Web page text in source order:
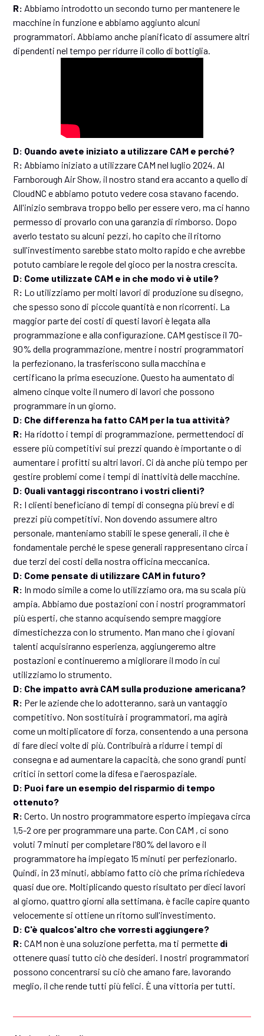
R: Abbiamo introdotto un secondo turno per mantenere le
macchine in funzione e abbiamo aggiunto alcuni
programmatori. Abbiamo anche pianificato di assumere altri
dipendenti nel tempo per ridurre il collo di bottiglia.
D: Quando avete iniziato a utilizzare CAM e perché?
R: Abbiamo iniziato a utilizzare CAM nel luglio 2024. Al
Farnborough Air Show, il nostro stand era accanto a quello di
CloudNC e abbiamo potuto vedere cosa stavano facendo.
All'inizio sembrava troppo bello per essere vero, ma ci hanno
permesso di provarlo con una garanzia di rimborso. Dopo
averlo testato su alcuni pezzi, ho capito che il ritorno
sull'investimento sarebbe stato molto rapido e che avrebbe
potuto cambiare le regole del gioco per la nostra crescita.
D: Come utilizzate CAM e in che modo vi è utile?
R: Lo utilizziamo per molti lavori di produzione su disegno,
che spesso sono di piccole quantità e non ricorrenti. La
maggior parte dei costi di questi lavori è legata alla
programmazione e alla configurazione. CAM gestisce il 70-
90% della programmazione, mentre i nostri programmatori
la perfezionano, la trasferiscono sulla macchina e
certificano la prima esecuzione. Questo ha aumentato di
almeno cinque volte il numero di lavori che possono
programmare in un giorno.
D: Che differenza ha fatto CAM per la tua attività?
R: Ha ridotto i tempi di programmazione, permettendoci di
essere più competitivi sui prezzi quando è importante o di
aumentare i profitti su altri lavori. Ci dà anche più tempo per
gestire problemi come i tempi di inattività delle macchine.
D: Quali vantaggi riscontrano i vostri clienti?
R: I clienti beneficiano di tempi di consegna più brevi e di
prezzi più competitivi. Non dovendo assumere altro
personale, manteniamo stabili le spese generali, il che è
fondamentale perché le spese generali rappresentano circa i
due terzi dei costi della nostra officina meccanica.
D: Come pensate di utilizzare CAM in futuro?
R: In modo simile a come lo utilizziamo ora, ma su scala più
ampia. Abbiamo due postazioni con i nostri programmatori
più esperti, che stanno acquisendo sempre maggiore
dimestichezza con lo strumento. Man mano che i giovani
talenti acquisiranno esperienza, aggiungeremo altre
postazioni e continueremo a migliorare il modo in cui
utilizziamo lo strumento.
D: Che impatto avrà CAM sulla produzione americana?
R: Per le aziende che lo adotteranno, sarà un vantaggio
competitivo. Non sostituirà i programmatori, ma agirà
come un moltiplicatore di forza, consentendo a una persona
di fare dieci volte di più. Contribuirà a ridurre i tempi di
consegna e ad aumentare la capacità, che sono grandi punti
critici in settori come la difesa e l'aerospaziale.
D: Puoi fare un esempio del risparmio di tempo
ottenuto?
R: Certo. Un nostro programmatore esperto impiegava circa
1,5-2 ore per programmare una parte. Con CAM , ci sono
voluti 7 minuti per completare l'80% del lavoro e il
programmatore ha impiegato 15 minuti per perfezionarlo.
Quindi, in 23 minuti, abbiamo fatto ciò che prima richiedeva
quasi due ore. Moltiplicando questo risultato per dieci lavori
al giorno, quattro giorni alla settimana, è facile capire quanto
velocemente si ottiene un ritorno sull'investimento.
D: C'è qualcos'altro che vorresti aggiungere?
R: CAM non è una soluzione perfetta, ma ti permette di
ottenere quasi tutto ciò che desideri. I nostri programmatori
possono concentrarsi su ciò che amano fare, lavorando
meglio, il che rende tutti più felici. È una vittoria per tutti.